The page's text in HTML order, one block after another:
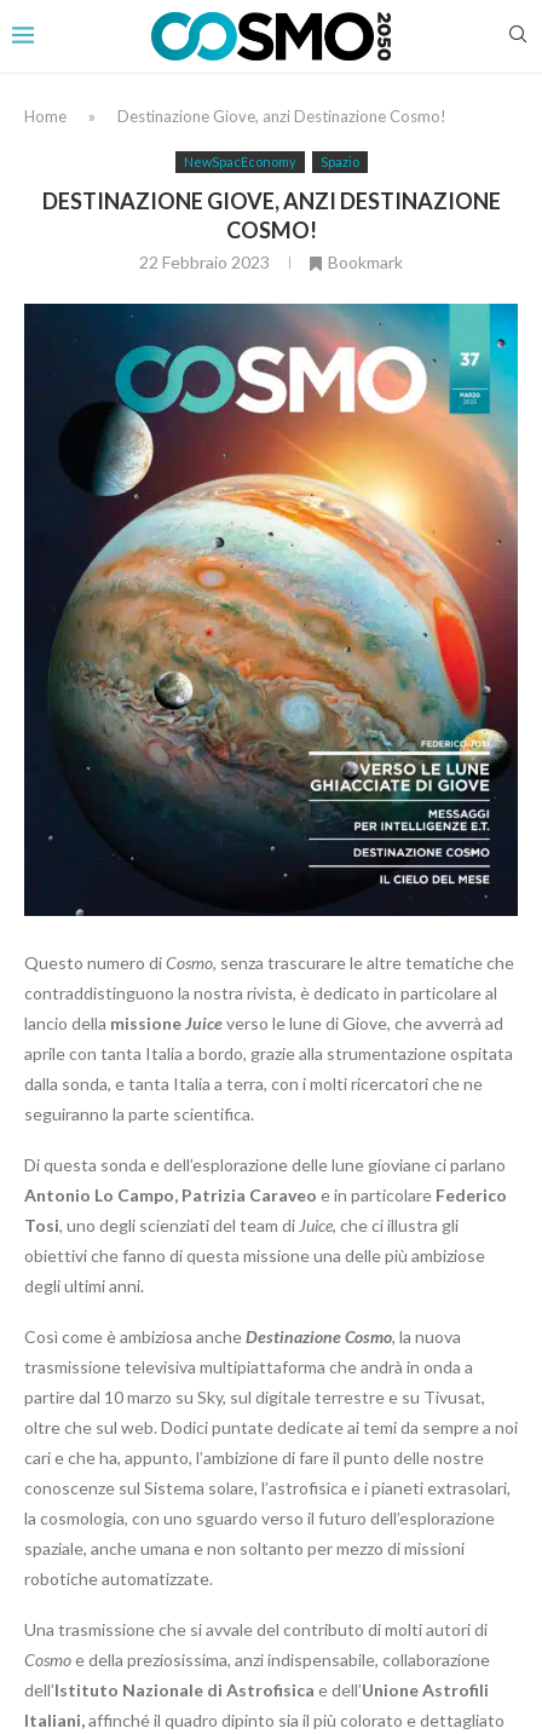
Home » Destinazione Giove, anzi Destinazione Cosmo!
NewSpacEconomy Spazio
DESTINAZIONE GIOVE, ANZI DESTINAZIONE
COSMO!
22 Febbraio 2023 Bookmark
Questo numero diCosmo, senza trascurare le altre tematiche che
contraddistinguono la nostra rivista, è dedicato in particolare al
lancio della missioneJuiceverso le lune di Giove, che avverrà ad
aprile con tanta Italia a bordo, grazie alla strumentazione ospitata
dalla sonda, e tanta Italia a terra, con i molti ricercatori che ne
seguiranno la parte scientifica.
Di questa sonda e dell’esplorazione delle lune gioviane ci parlano
Antonio Lo Campo, Patrizia Caraveo e in particolare Federico
Tosi, uno degli scienziati del team di Juice, che ci illustra gli
obiettivi che fanno di questa missione una delle più ambiziose
degli ultimi anni.
Così come è ambiziosa ancheDestinazione Cosmo, la nuova
trasmissione televisiva multipiattaforma che andrà in onda a
partire dal 10 marzo su Sky, sul digitale terrestre e su Tivusat,
oltre che sul web. Dodici puntate dedicate ai temi da sempre a noi
cari e che ha, appunto, l’ambizione di fare il punto delle nostre
conoscenze sul Sistema solare, l’astrofisica e i pianeti extrasolari,
la cosmologia, con uno sguardo verso il futuro dell’esplorazione
spaziale, anche umana e non soltanto per mezzo di missioni
robotiche automatizzate.
Una trasmissione che si avvale del contributo di molti autori di
Cosmoe della preziosissima, anzi indispensabile, collaborazione
dell’Istituto Nazionale di Astrofisica e dell’Unione Astrofili
Italiani,affinché il quadro dipinto sia il più colorato e dettagliato